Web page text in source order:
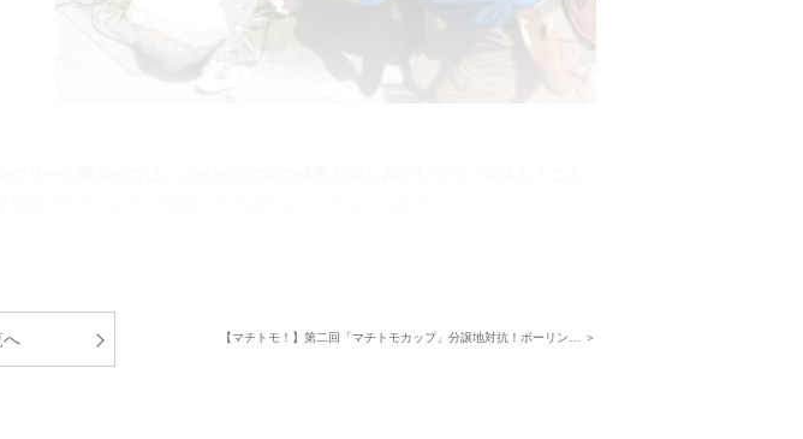
【マチトモ！】第二回「マチトモカップ」分譲地対抗！ボーリン… ＞
へ